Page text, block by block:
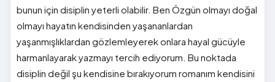
bunun için disiplin yeterli olabilir. Ben Özgün olmayı doğal
olmayı hayatın kendisinden yaşananlardan
yaşanmışlıklardan gözlemleyerek onlara hayal gücüyle
harmanlayarak yazmayı tercih ediyorum. Bu noktada
disiplin değil şu kendisine bırakıyorum romanım kendisini